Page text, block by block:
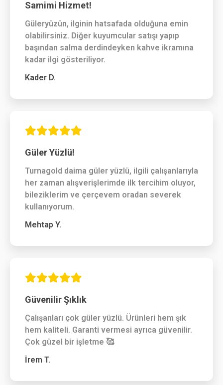
Samimi Hizmet!
Güleryüzün, ilginin hatsafada olduğuna emin
olabilirsiniz. Diğer kuyumcular satışı yapıp
başından salma derdindeyken kahve ikramına
kadar ilgi gösteriliyor.
Kader D.
Güler Yüzlü!
Turnagold daima güler yüzlü, ilgili çalışanlarıyla
her zaman alışverişlerimde ilk tercihim oluyor,
bileziklerim ve çerçevem oradan severek
kullanıyorum.
Mehtap Y.
Güvenilir Şıklık
Çalışanları çok güler yüzlü. Ürünleri hem şık
hem kaliteli. Garanti vermesi ayrıca güvenilir.
Çok güzel bir işletme 🥰
İrem T.